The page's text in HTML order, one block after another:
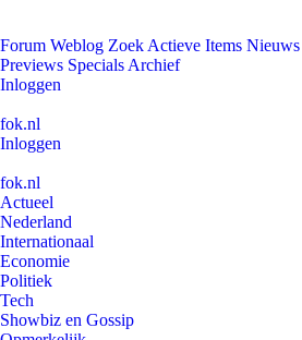
Forum Weblog Zoek Actieve Items Nieuws
Previews Specials Archief
Inloggen
fok.nl
Inloggen
fok.nl
Actueel
Nederland
Internationaal
Economie
Politiek
Tech
Showbiz en Gossip